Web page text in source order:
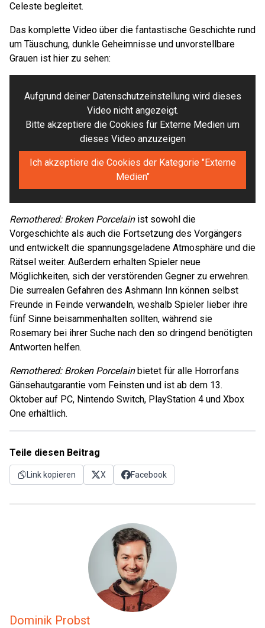
Celeste begleitet.
Das komplette Video über die fantastische Geschichte rund
um Täuschung, dunkle Geheimnisse und unvorstellbare
Grauen ist hier zu sehen:
Aufgrund deiner Datenschutzeinstellung wird dieses
Video nicht angezeigt.
Bitte akzeptiere die Cookies für Externe Medien um
dieses Video anzuzeigen
Ich akzeptiere die Cookies der Kategorie "Externe
Medien"
Remothered: Broken Porcelainist sowohl die
Vorgeschichte als auch die Fortsetzung des Vorgängers
und entwickelt die spannungsgeladene Atmosphäre und die
Rätsel weiter. Außerdem erhalten Spieler neue
Möglichkeiten, sich der verstörenden Gegner zu erwehren.
Die surrealen Gefahren des Ashmann Inn können selbst
Freunde in Feinde verwandeln, weshalb Spieler lieber ihre
fünf Sinne beisammenhalten sollten, während sie
Rosemary bei ihrer Suche nach den so dringend benötigten
Antworten helfen.
Remothered: Broken Porcelainbietet für alle Horrorfans
Gänsehautgarantie vom Feinsten und ist ab dem 13.
Oktober auf PC, Nintendo Switch, PlayStation 4 und Xbox
One erhältlich.
Teile diesen Beitrag
Link kopieren X Facebook
Dominik Probst